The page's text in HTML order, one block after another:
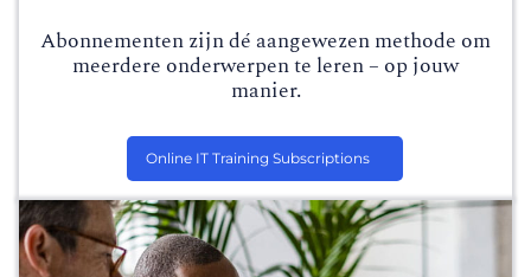
Abonnementen zijn dé aangewezen methode om
meerdere onderwerpen te leren – op jouw
manier.
Online IT Training Subscriptions